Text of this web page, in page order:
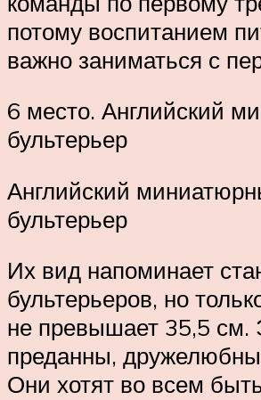
потому воспитанием
важно заниматься с
6 место. Английский
бультерьер
Английский
бультерьер
Их вид напоминает
бультерьеров, но
не превышает 35,5 см.
преданны,
Они хотят во всем